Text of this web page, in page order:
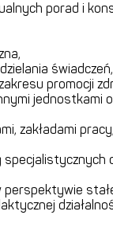
porad i
świadczeń,
promocji
jednostkami
zakładami
specjalistycznych